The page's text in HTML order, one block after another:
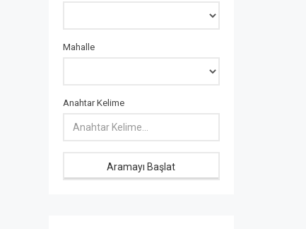
Mahalle
Anahtar Kelime
Aramayı Başlat